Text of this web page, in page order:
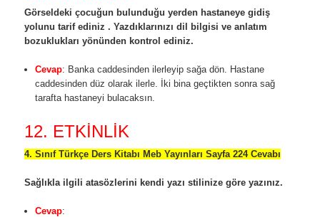
Görseldeki çocuğun bulunduğu yerden hastaneye gidiş
yolunu tarif ediniz . Yazdıklarınızı dil bilgisi ve anlatım
bozuklukları yönünden kontrol ediniz.
Cevap: Banka caddesinden ilerleyip sağa dön. Hastane
caddesinden düz olarak ilerle. İki bina geçtikten sonra sağ
tarafta hastaneyi bulacaksın.
12. ETKİNLİK
4. Sınıf Türkçe Ders Kitabı Meb Yayınları Sayfa 224 Cevabı
Sağlıkla ilgili atasözlerini kendi yazı stilinize göre yazınız.
Cevap: